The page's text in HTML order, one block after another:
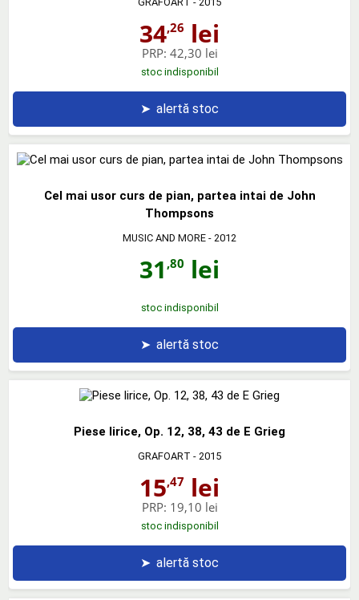
34,26 lei
PRP: 42,30 lei
stoc indisponibil
➤ alertă stoc
Cel mai usor curs de pian, partea intai de John
Thompsons
MUSIC AND MORE - 2012
31 ,80 lei
stoc indisponibil
➤ alertă stoc
Piese lirice, Op. 12, 38, 43 de E Grieg
GRAFOART - 2015
15,47 lei
PRP: 19,10 lei
stoc indisponibil
➤ alertă stoc